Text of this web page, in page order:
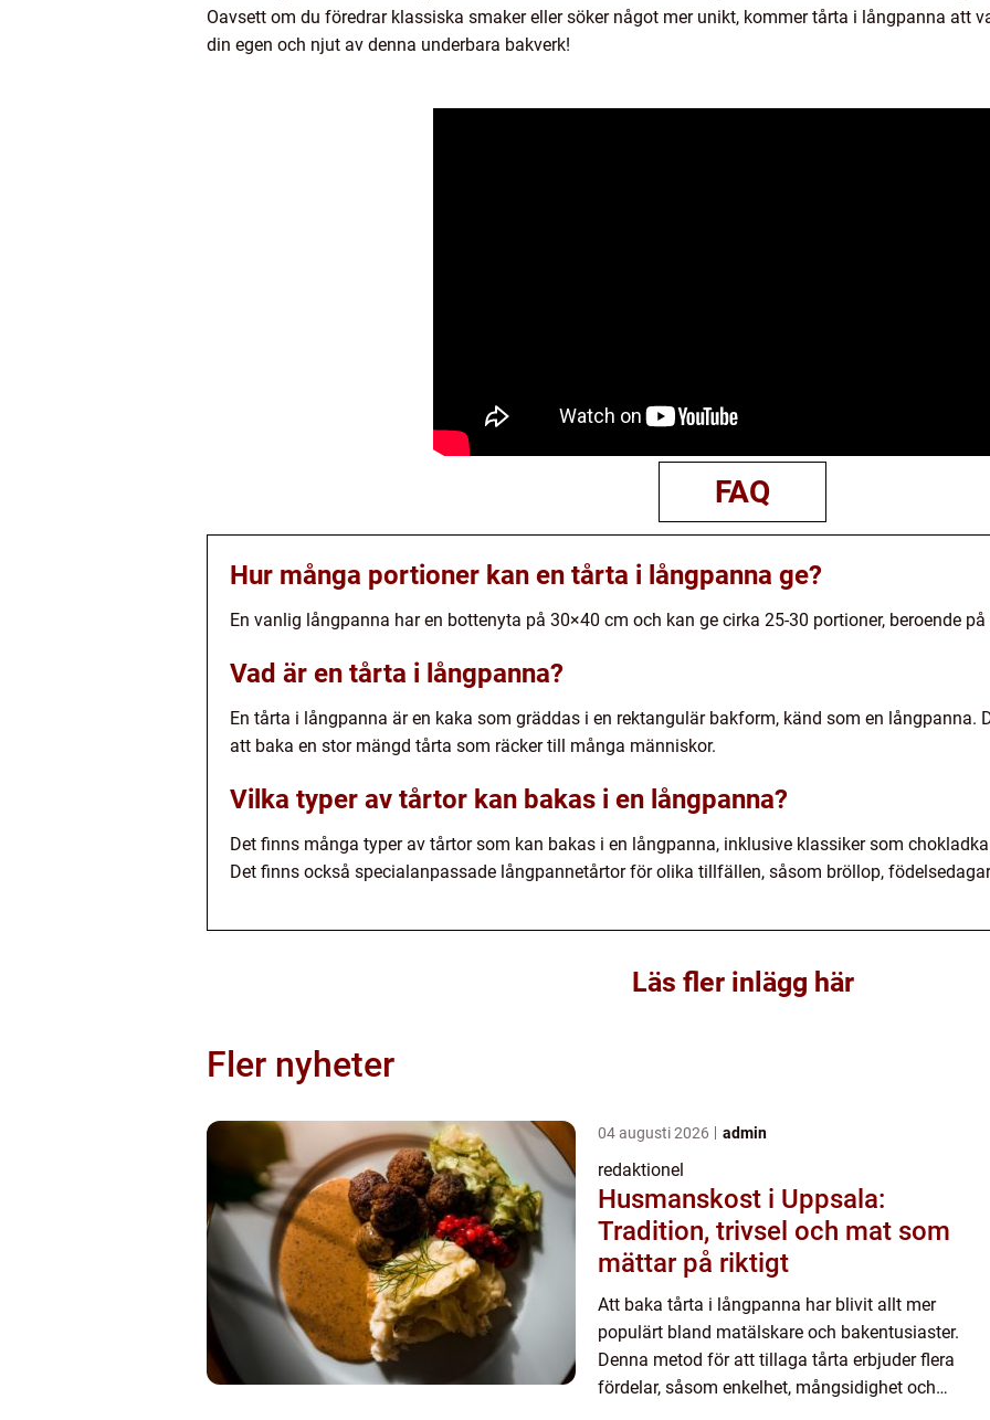
Oavsett om du föredrar klassiska smaker eller söker något mer unikt, kommer tårta i långpanna att
din egen och njut av denna underbara bakverk!
FAQ
Hur många portioner kan en tårta i långpanna ge?
En vanlig långpanna har en bottenyta på 30×40 cm och kan ge cirka 25-30 portioner, beroende
Vad är en tårta i långpanna?
En tårta i långpanna är en kaka som gräddas i en rektangulär bakform, känd som en långpanna.
att baka en stor mängd tårta som räcker till många människor.
Vilka typer av tårtor kan bakas i en långpanna?
Det finns många typer av tårtor som kan bakas i en långpanna, inklusive klassiker som
Det finns också specialanpassade långpannetårtor för olika tillfällen, såsom bröllop,
Läs fler inlägg här
Fler nyheter
04 augusti 2026 admin
redaktionel
Husmanskost i Uppsala:
Tradition, trivsel och mat som
mättar på riktigt
Att baka tårta i långpanna har blivit allt mer
populärt bland matälskare och bakentusiaster.
Denna metod för att tillaga tårta erbjuder flera
fördelar, såsom enkelhet, mångsidighet och